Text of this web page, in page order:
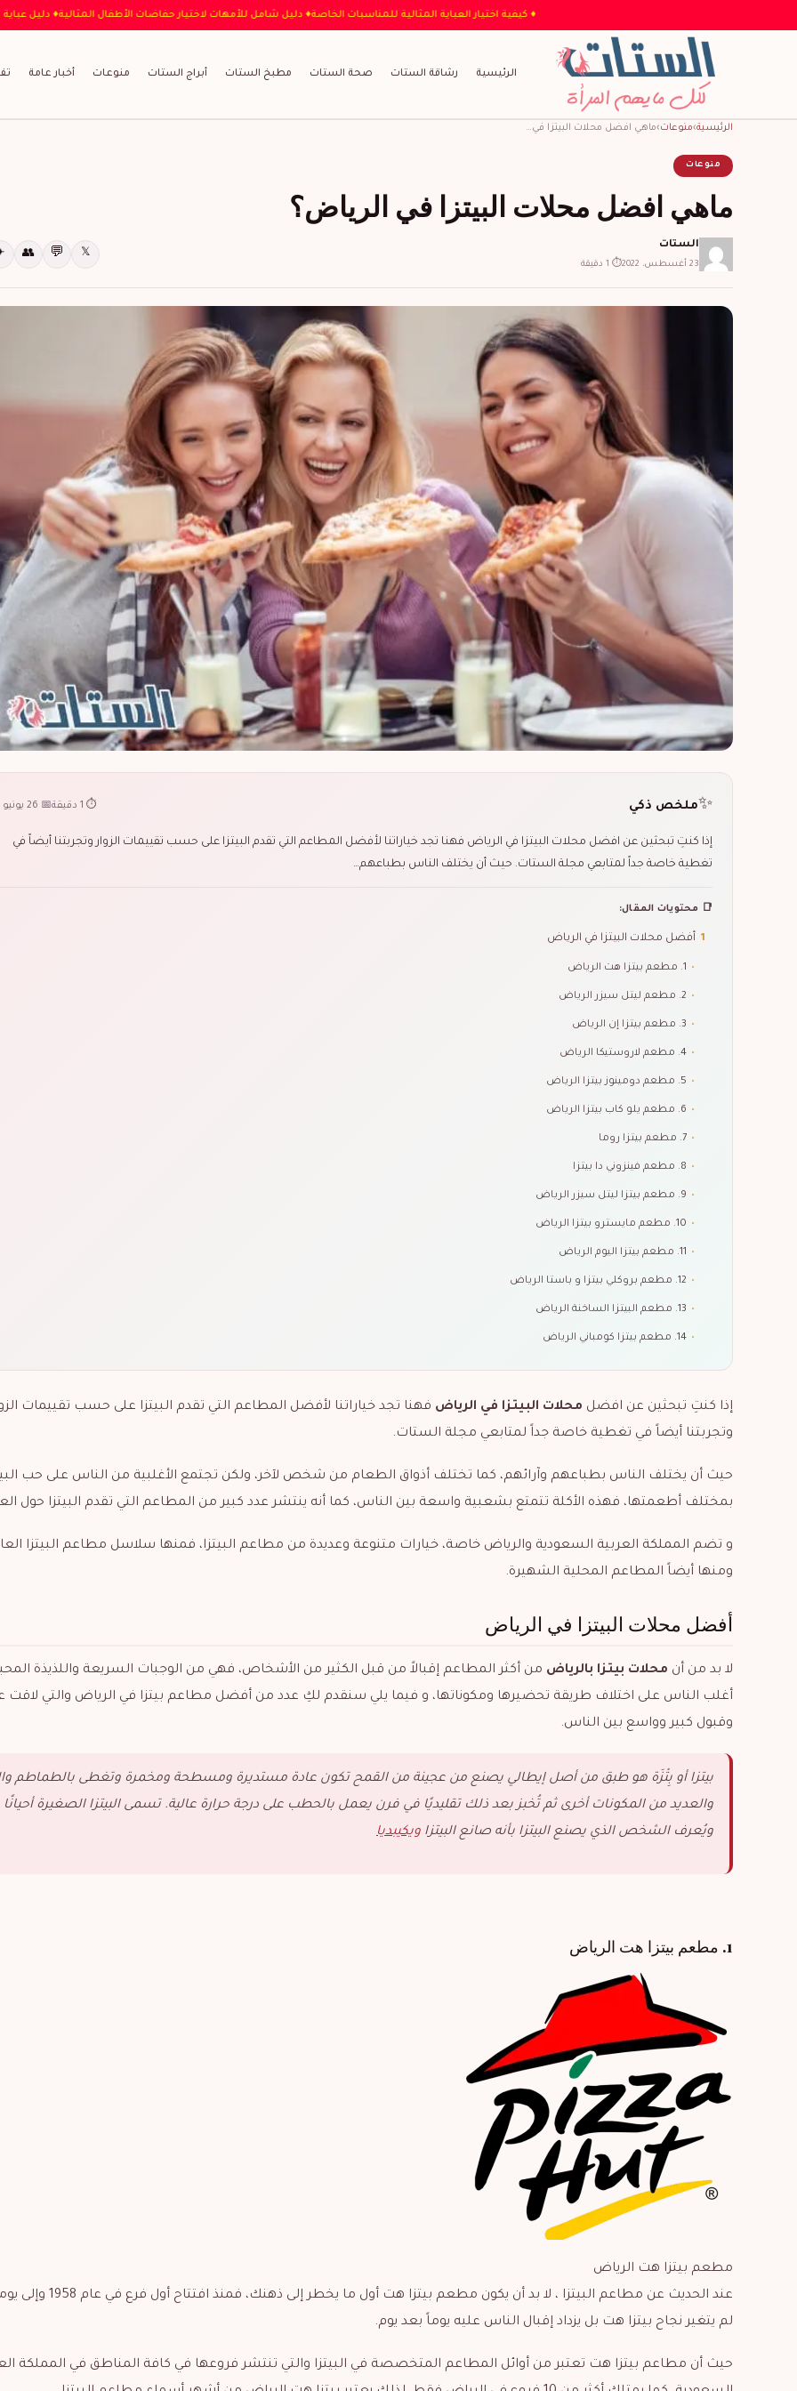
♦ كيفية اختيار العباية المثالية للمناسبات الخاصة♦ دليل شامل للأمهات لاختيار حفاضات الأطفال
الرئيسية رشاقة الستات صحة الستات مطبخ الستات أبراج الستات منوعات أخبار عامة
الرئيسية›منوعات›ماهي افضل محلات البيتزا في…
منوعات
ماهي افضل محلات البيتزا في الرياض؟
الستات
23 أغسطس، 2022 ⏱ 1 دقيقة
𝕏
💬
👥
✨ملخص ذكي ⏱ 1 دقيقة 📅 26 يونيو 2025
إذا كنتِ تبحثين عن افضل محلات البيتزا في الرياض فهنا تجد خياراتنا لأفضل المطاعم التي تقدم البيتزا على حسب تقييمات الزوار وتجربتنا أيضاً في
تغطية خاصة جداً لمتابعي مجلة الستات. حيث أن يختلف الناس بطباعهم…
📑 محتويات المقال:
1 أفضل محلات البيتزا في الرياض
• 1. مطعم بيتزا هت الرياض
• 2. مطعم ليتل سيزر الرياض
• 3. مطعم بيتزا إن الرياض
• 4. مطعم لاروستيكا الرياض
• 5. مطعم دومينوز بيتزا الرياض
• 6. مطعم يلو كاب بيتزا الرياض
• 7. مطعم بيتزا روما
• 8. مطعم فينزوني دا بيتزا
• 9. مطعم بيتزا ليتل سيزر الرياض
• 10. مطعم مايسترو بيتزا الرياض
• 11. مطعم بيتزا اليوم الرياض
• 12. مطعم بروكلي بيتزا و باستا الرياض
• 13. مطعم البيتزا الساخنة الرياض
• 14. مطعم بيتزا كومباني الرياض
إذا كنتِ تبحثين عن افضل محلات البيتزا في الرياض فهنا تجد خياراتنا لأفضل المطاعم التي تقدم البيتزا على حسب تقييمات
وتجربتنا أيضاً في تغطية خاصة جداً لمتابعي مجلة الستات.
حيث أن يختلف الناس بطباعهم وآرائهم، كما تختلف أذواق الطعام من شخص لآخر، ولكن تجتمع الأغلبية من الناس على حب
بمختلف أطعمتها، فهذه الأكلة تتمتع بشعبية واسعة بين الناس، كما أنه ينتشر عدد كبير من المطاعم التي تقدم البيتزا حول
و تضم المملكة العربية السعودية والرياض خاصة، خيارات متنوعة وعديدة من مطاعم البيتزا، فمنها سلاسل مطاعم البيتزا
ومنها أيضاً المطاعم المحلية الشهيرة.
أفضل محلات البيتزا في الرياض
لا بد من أن محلات بيتزا بالرياض من أكثر المطاعم إقبالاً من قبل الكثير من الأشخاص، فهي من الوجبات السريعة واللذيذة
أغلب الناس على اختلاف طريقة تحضيرها ومكوناتها، و فيما يلي سنقدم لكِ عدد من أفضل مطاعم بيتزا في الرياض والتي لاقت
وقبول كبير وواسع بين الناس.
بيتزا أو بِتْزَة هو طبق من أصل إيطالي يصنع من عجينة من القمح تكون عادة مستديرة ومسطحة ومخمرة وتغطى بالطماطم
والعديد من المكونات أخرى ثم تُخبز بعد ذلك تقليديًا في فرن يعمل بالحطب على درجة حرارة عالية. تسمى البيتزا الصغيرة أحيانًا
ويُعرف الشخص الذي يصنع البيتزا بأنه صانع البيتزا ويكيبديا
1. مطعم بيتزا هت الرياض
مطعم بيتزا هت الرياض
عند الحديث عن مطاعم البيتزا ، لا بد أن يكون مطعم بيتزا هت أول ما
لم يتغير نجاح بيتزا هت بل يزداد إقبال الناس عليه يوماً بعد يوم.
حيث أن مطاعم بيتزا هت تعتبر من أوائل المطاعم المتخصصة في البيتزا والتي تنتشر فروعها في كافة المناطق في المملكة